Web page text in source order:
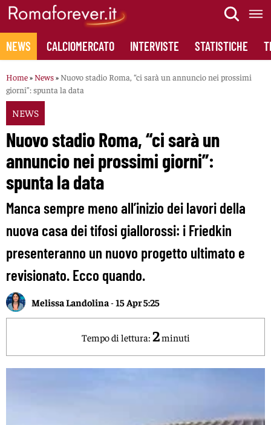
Skip
content
NEWS CALCIOMERCATO INTERVISTE STATISTICHE
Home» News» Nuovo stadio Roma, “ci sarà un annuncio nei prossimi
giorni”: spunta la data
NEWS
Nuovo stadio Roma, “ci sarà un
annuncio nei prossimi giorni”:
spunta la data
Manca sempre meno all’inizio dei lavori della
nuova casa dei tifosi giallorossi: i Friedkin
presenteranno un nuovo progetto ultimato e
revisionato. Ecco quando.
Melissa Landolina -15 Apr 5:25
Tempo di lettura: 2minuti